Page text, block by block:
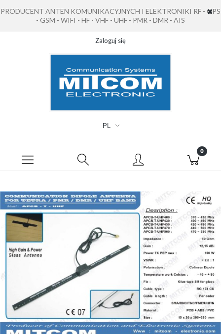
PRODUCENT ANTEN KOMUNIKACYJNYCH I ELEKTRONIKI RF - GPS
- GSM - WIFI - HF - VHF - UHF - PMR - DMR - AIS
Zaloguj się